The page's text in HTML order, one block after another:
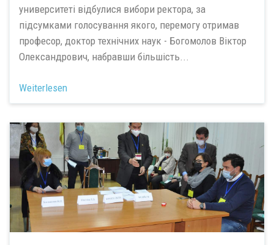
университеті відбулися вибори ректора, за
підсумками голосування якого, перемогу отримав
професор, доктор технічних наук - Богомолов Віктор
Олександрович, набравши більшість...
Weiterlesen